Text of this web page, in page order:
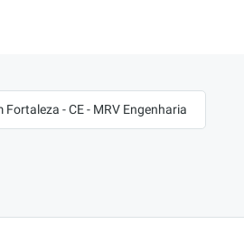
Fortaleza - CE - MRV Engenharia